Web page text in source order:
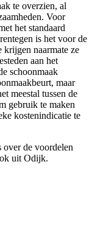
te overzien, al
Voor
het standaard
is het voor de
naarmate ze
aan het
schoonmaak
maar
meestal tussen de
gebruik te maken
kostenindicatie te
over de voordelen
uit Odijk.